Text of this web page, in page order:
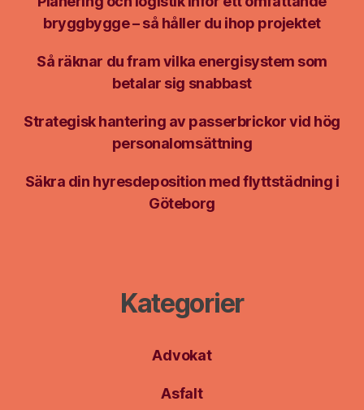
bryggbygge – så håller du ihop projektet
Så räknar du fram vilka energisystem som
betalar sig snabbast
Strategisk hantering av passerbrickor vid hög
personalomsättning
Säkra din hyresdeposition med flyttstädning i
Göteborg
Kategorier
Advokat
Asfalt